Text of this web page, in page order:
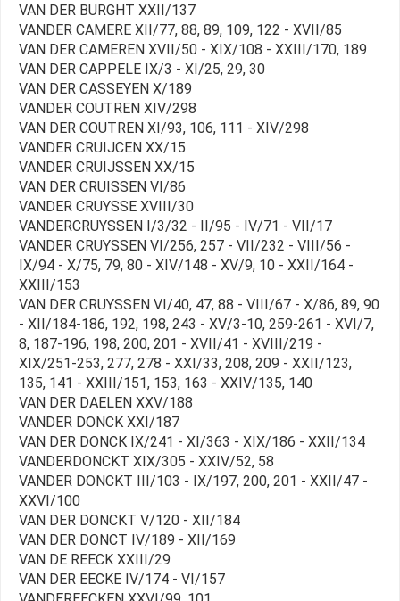
VAN DER BURGHT XXII/137
VANDER CAMERE XII/77, 88, 89, 109, 122 - XVII/85
VAN DER CAMEREN XVII/50 - XIX/108 - XXIII/170, 189
VAN DER CAPPELE IX/3 - XI/25, 29, 30
VAN DER CASSEYEN X/189
VANDER COUTREN XIV/298
VAN DER COUTREN XI/93, 106, 111 - XIV/298
VANDER CRUIJCEN XX/15
VANDER CRUIJSSEN XX/15
VAN DER CRUISSEN VI/86
VANDER CRUYSSE XVIII/30
VANDERCRUYSSEN I/3/32 - II/95 - IV/71 - VII/17
VANDER CRUYSSEN VI/256, 257 - VII/232 - VIII/56 -
IX/94 - X/75, 79, 80 - XIV/148 - XV/9, 10 - XXII/164 -
XXIII/153
VAN DER CRUYSSEN VI/40, 47, 88 - VIII/67 - X/86, 89, 90
- XII/184-186, 192, 198, 243 - XV/3-10, 259-261 - XVI/7,
8, 187-196, 198, 200, 201 - XVII/41 - XVIII/219 -
XIX/251-253, 277, 278 - XXI/33, 208, 209 - XXII/123,
135, 141 - XXIII/151, 153, 163 - XXIV/135, 140
VAN DER DAELEN XXV/188
VANDER DONCK XXI/187
VAN DER DONCK IX/241 - XI/363 - XIX/186 - XXII/134
VANDERDONCKT XIX/305 - XXIV/52, 58
VANDER DONCKT III/103 - IX/197, 200, 201 - XXII/47 -
XXVI/100
VAN DER DONCKT V/120 - XII/184
VAN DER DONCT IV/189 - XII/169
VAN DE REECK XXIII/29
VAN DER EECKE IV/174 - VI/157